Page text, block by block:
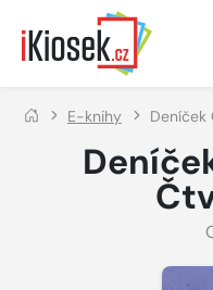
Přejít na hlavní obsah
E-knihy Deníček